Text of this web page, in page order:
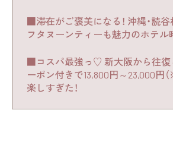
■滞在がご褒美になる！ 沖縄・読
フタヌーンティーも魅力のホテル
■コスパ最強っ♡ 新大阪から往復
ーポン付きで13,800円～23,000円（
楽しすぎた！